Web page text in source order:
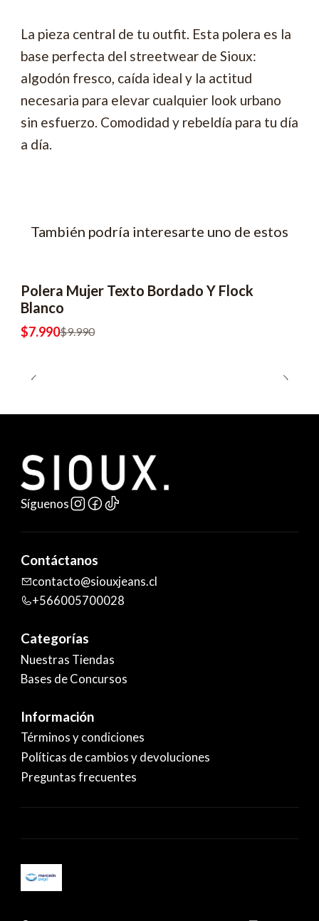
La pieza central de tu outfit. Esta polera es la
base perfecta del streetwear de Sioux:
algodón fresco, caída ideal y la actitud
necesaria para elevar cualquier look urbano
sin esfuerzo. Comodidad y rebeldía para tu día
a día.
También podría interesarte uno de estos
Polera Mujer Texto Bordado Y Flock
Blanco
$7.990$9.990
Síguenos
Contáctanos
contacto@siouxjeans.cl
+566005700028
Categorías
Nuestras Tiendas
Bases de Concursos
Información
Términos y condiciones
Políticas de cambios y devoluciones
Preguntas frecuentes